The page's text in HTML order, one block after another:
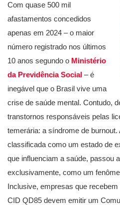
Com quase 500 mil
afastamentos concedidos
apenas em 2024 – o maior
número registrado nos últimos
10 anos segundo o Ministério
da Previdência Social – é
inegável que o Brasil vive uma
crise de saúde mental. Contudo,
transtornos responsáveis pelas
temerária: a síndrome de burnout.
classificada como um estado de
que influenciam a saúde, passou
exclusivamente, como um
Inclusive, empresas que
CID QD85 devem emitir um